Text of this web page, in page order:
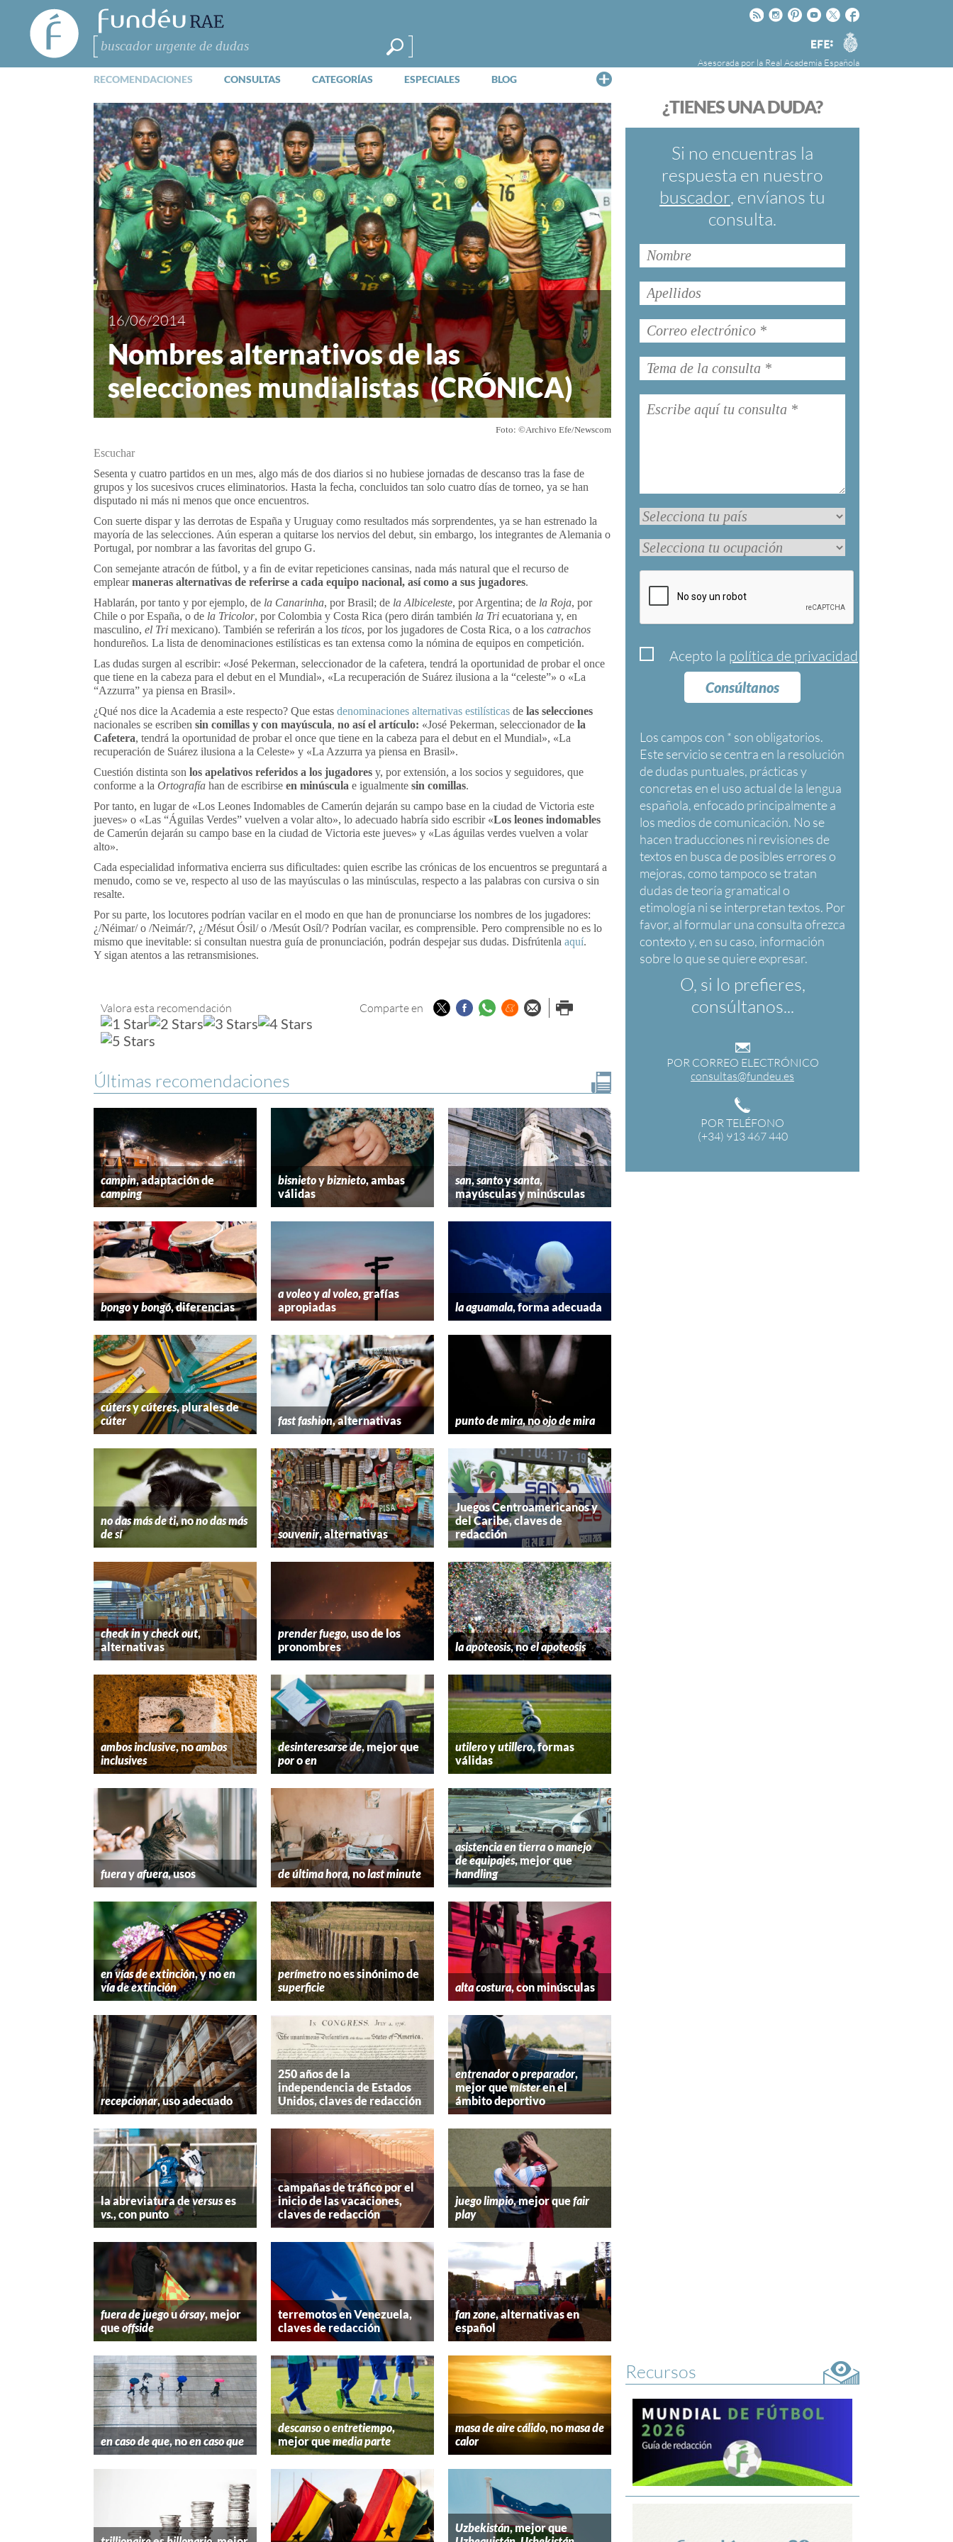
FundéuRAE
- Fundación
del Español
Urgente
Buscar
Facebook
Twitter
Youtube
Pinteres
Instagram
Rss
Agencia
EFE
Asesorada por la Real Academia Española
RECOMENDACIONES CONSULTAS CATEGORÍAS ESPECIALES BLOG
FundéuRAE es una fundación patrocinada por
cuyo objetivo es colaborar con el buen uso del
español en los medios de comunicación y en
Internet.
¿TIENES UNA DUDA?
Si no encuentras la
respuesta en nuestro
buscador, envíanos tu
consulta.
Acepto la política de privacidad
Consúltanos
Los campos con * son obligatorios
O, si lo prefieres,
consúltanos...
POR CORREO ELECTRÓNICO
consultas@fundeu.es
POR TELÉFONO
(+34) 913 467 440
16/06/2014
Nombres alternativos de las
selecciones mundialistas (CRÓNICA)
Foto: ©Archivo Efe/Newscom
Escuchar
Sesenta y cuatro partidos en un mes, algo más de dos diarios si no hubiese jornadas de descanso tras la fase de
grupos y los sucesivos cruces eliminatorios. Hasta la fecha, concluidos tan solo cuatro días de torneo, ya se han
disputado ni más ni menos que once encuentros.
Con suerte dispar y las derrotas de España y Uruguay como resultados más sorprendentes, ya se han estrenado la
mayoría de las selecciones. Aún esperan a quitarse los nervios del debut, sin embargo, los integrantes de Alemania o
Portugal, por nombrar a las favoritas del grupo G.
Con semejante atracón de fútbol, y a fin de evitar repeticiones cansinas, nada más natural que el recurso de
emplearmaneras alternativas de referirse a cada equipo nacional, así como a sus jugadores.
Hablarán, por tanto y por ejemplo, de la Canarinha, por Brasil; de la Albiceleste, por Argentina; de la Roja, por
Chile o por España, o de la Tricolor, por Colombia y Costa Rica (pero dirán también la Tri ecuatoriana y, en
masculino, el Tri mexicano). También se referirán a los ticos, por los jugadores de Costa Rica, o a los catrachos
hondureños. La lista de denominaciones estilísticas es tan extensa como la nómina de equipos en competición.
Las dudas surgen al escribir: «José Pekerman, seleccionador de la cafetera, tendrá la oportunidad de probar el once
que tiene en la cabeza para el debut en el Mundial», «La recuperación de Suárez ilusiona a la “celeste”» o «La
“Azzurra” ya piensa en Brasil».
¿Qué nos dice la Academia a este respecto? Que estas denominaciones alternativas estilísticas de las selecciones
nacionales se escriben sin comillas y con mayúscula, no así el artículo: «José Pekerman, seleccionador de la
Cafetera, tendrá la oportunidad de probar el once que tiene en la cabeza para el debut en el Mundial», «La
recuperación de Suárez ilusiona a la Celeste» y «La Azzurra ya piensa en Brasil».
Cuestión distinta son los apelativos referidos a los jugadores y, por extensión, a los socios y seguidores, que
conforme a la Ortografía han de escribirse en minúscula e igualmente sin comillas.
Por tanto, en lugar de «Los Leones Indomables de Camerún dejarán su campo base en la ciudad de Victoria este
jueves» o «Las “Águilas Verdes” vuelven a volar alto», lo adecuado habría sido escribir «Los leones indomables
de Camerún dejarán su campo base en la ciudad de Victoria este jueves» y «Las águilas verdes vuelven a volar
alto».
Cada especialidad informativa encierra sus dificultades: quien escribe las crónicas de los encuentros se preguntará a
menudo, como se ve, respecto al uso de las mayúsculas o las minúsculas, respecto a las palabras con cursiva o sin
resalte.
Por su parte, los locutores podrían vacilar en el modo en que han de pronunciarse los nombres de los jugadores:
¿/Néimar/ o /Neimár/?, ¿/Mésut Ósil/ o /Mesút Osíl/? Podrían vacilar, es comprensible. Pero comprensible no es lo
mismo que inevitable: si consultan nuestra guía de pronunciación, podrán despejar sus dudas. Disfrútenla aquí.
Y sigan atentos a las retransmisiones.
Valora esta recomendación Comparte en TwitterFacebook
Whatsapp
Menéame
Enviar porImprimir
Últimas recomendaciones
campin, adaptación de
camping
bisnietoybiznieto, ambas
válidas
san,santoysanta,
mayúsculas y minúsculas
bongoybongó, diferencias
a voleoyal voleo, grafías
apropiadas
la aguamala, forma adecuada
cútersycúteres, plurales de
cúter
fast fashion, alternativas punto de mira, noojo de mira
no das más de ti, nono das más
de sí
souvenir, alternativas
Juegos Centroamericanos y
del Caribe, claves de
redacción
check inycheck out,
alternativas
prender fuego, uso de los
pronombres
la apoteosis, noel apoteosis
ambos inclusive, noambos
inclusives
desinteresarse de, mejor que
poroen
utileroyutillero, formas
válidas
fuerayafuera, usos de última hora, nolast minute
asistencia en tierraomanejo
de equipajes, mejor que
handling
en vías de extinción, y noen
vía de extinción
perímetrono es sinónimo de
superficie
alta costura, con minúsculas
recepcionar, uso adecuado
250 años de la
independencia de Estados
Unidos, claves de redacción
entrenadoropreparador,
mejor quemísteren el
ámbito deportivo
la abreviatura deversuses
vs., con punto
campañas de tráfico por el
inicio de las vacaciones,
claves de redacción
juego limpio, mejor quefair
play
fuera de juegouórsay, mejor
queoffside
terremotos en Venezuela,
claves de redacción
fan zone, alternativas en
español
en caso de que, noen caso que
descansooentretiempo,
mejor quemedia parte
masa de aire cálido, nomasa de
calor
Uzbekistán, mejor que
Recursos